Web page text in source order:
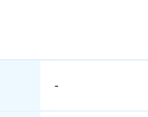
-